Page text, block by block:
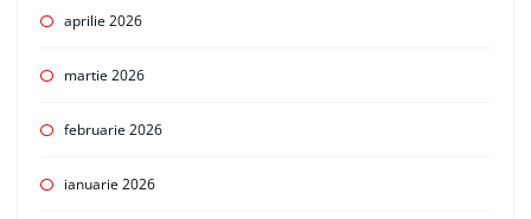
aprilie 2026
martie 2026
februarie 2026
ianuarie 2026